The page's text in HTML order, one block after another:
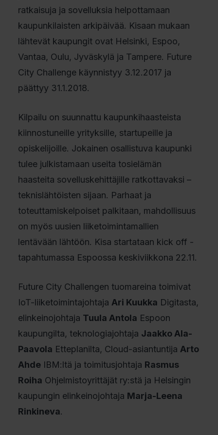
ratkaisuja ja sovelluksia helpottamaan
kaupunkilaisten arkipäivää. Kisaan mukaan
lähtevät kaupungit ovat Helsinki, Espoo,
Vantaa, Oulu, Jyväskylä ja Tampere. Future
City Challenge käynnistyy 3.12.2017 ja
päättyy 31.1.2018.
Kilpailu on suunnattu kaupunkihaasteista
kiinnostuneille yrityksille, startupeille ja
opiskelijoille. Jokainen osallistuva kaupunki
tulee julkistamaan useita tosielämän
haasteita sovelluskehittäjille ratkottavaksi –
teknislähtöisten sijaan. Parhaat ja
toteuttamiskelpoiset palkitaan, mahdollisuus
on myös uusien liiketoimintamallien
lentävään lähtöön. Kisa startataan kick off -
tapahtumassa Espoossa keskiviikkona 22.11.
Future City Challengen tuomareina toimivat
IoT-liiketoimintajohtaja Ari Kuukka Digitasta,
elinkeinojohtaja Tuula Antola Espoon
kaupungilta, teknologiajohtaja Jaakko Ala-
Paavola Etteplanilta, Cloud-asiantuntija Arto
Ahde IBM:ltä ja toimitusjohtaja Rasmus
Roiha Ohjelmistoyrittäjät ry:stä ja Helsingin
kaupungin elinkeinojohtaja Marja-Leena
Rinkineva.